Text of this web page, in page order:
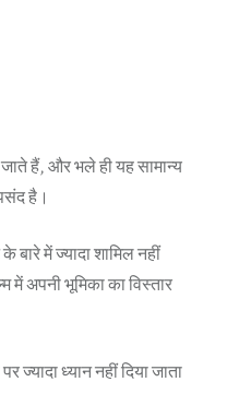
हैं, और भले ही यह सामान्य
है।
में ज्यादा शामिल नहीं
अपनी भूमिका का विस्तार
ध्यान नहीं दिया जाता